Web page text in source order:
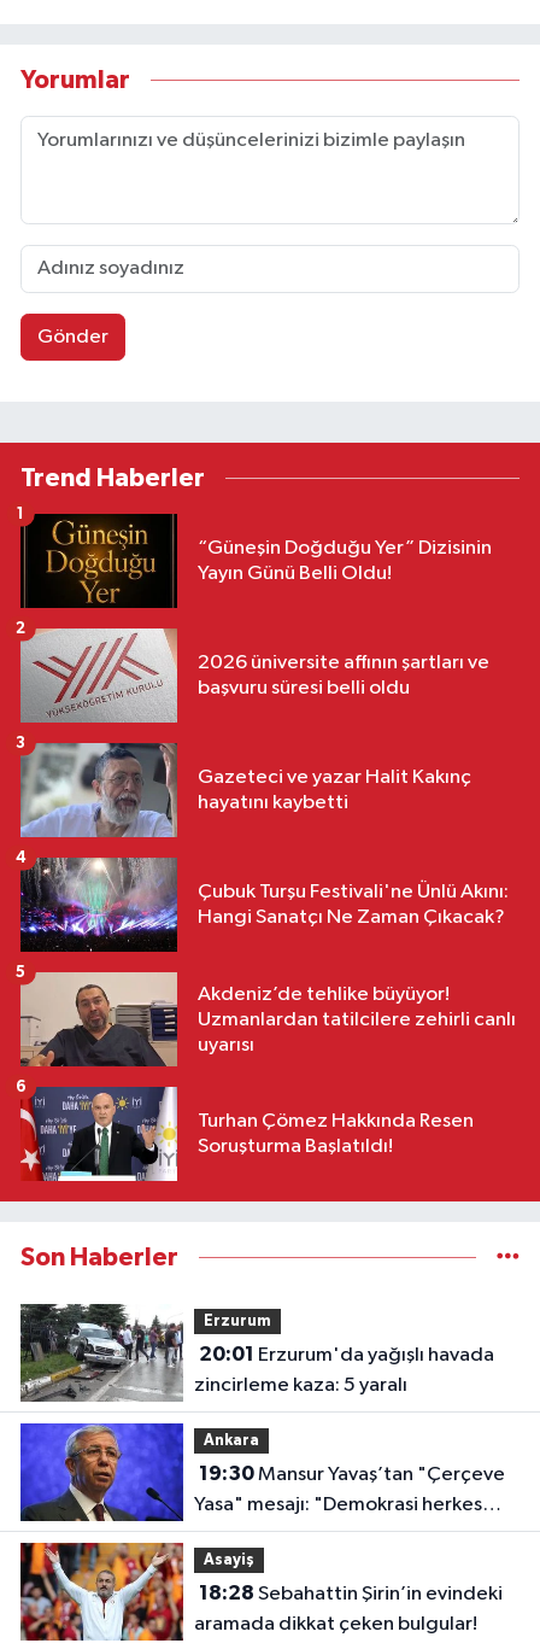
Yorumlar
Gönder
Trend Haberler
“Güneşin Doğduğu Yer” Dizisinin
Yayın Günü Belli Oldu!
1
2026 üniversite affının şartları ve
başvuru süresi belli oldu
2
Gazeteci ve yazar Halit Kakınç
hayatını kaybetti
3
Çubuk Turşu Festivali'ne Ünlü Akını:
Hangi Sanatçı Ne Zaman Çıkacak?
4
Akdeniz’de tehlike büyüyor!
Uzmanlardan tatilcilere zehirli canlı
uyarısı
5
Turhan Çömez Hakkında Resen
Soruşturma Başlatıldı!
6
Son Haberler
Erzurum
20:01
zincirleme kaza: 5 yaralı
Ankara
19:30Mansur Yavaş’tan "Çerçeve
Yasa" mesajı: "Demokrasi herkes
içindir ya da demokrasi değildir"
Asayiş
18:28
aramada dikkat çeken bulgular!